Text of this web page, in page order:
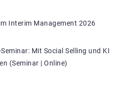
Interim Management 2026
Mit Social Selling und KI
(Seminar | Online)